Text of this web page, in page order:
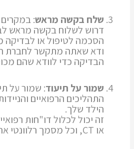
שלח בקשה מראש: במקרים
דרוש לשלוח בקשה מראש
הסכמה לטיפול או לבדיקה
ודא שאתה מתקשר לחברת
הבדיקה כדי לוודא שהם
שמור על תיעוד: שמור על
התהליכים הרפואיים
הילד שלך.
או CT, וכל מסמך רלוונטי אחר.